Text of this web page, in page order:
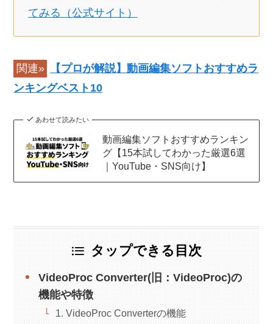
てみる（公式サイト）
関連»
【プロが解説】動画編集ソフトおすすめラ
ンキングベスト10
あわせて読みたい
動画編集ソフトおすすめランキン
グ【15本試してわかった厳選6選
｜YouTube・SNS向け】
タップできる目次
VideoProc Converter(旧：VideoProc)の
機能や特徴
1. VideoProc Converterの機能